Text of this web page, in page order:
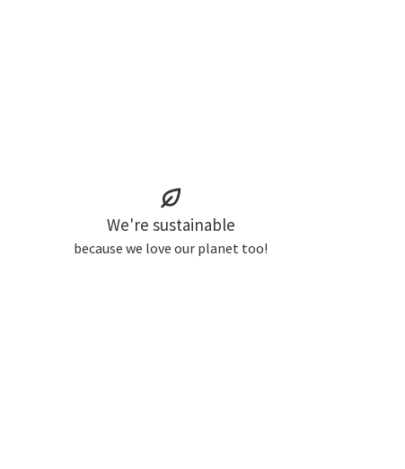
We're sustainable
because we love our planet too!